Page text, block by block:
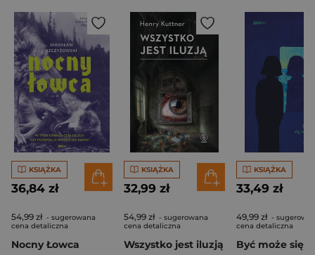
KSIĄŻKA
36,84 zł
54,99 zł - sugerowana
cena detaliczna
Nocny Łowca
KSIĄŻKA
32,99 zł
54,99 zł - sugerowana
cena detaliczna
Wszystko jest iluzją
KSIĄŻKA
33,49 zł
49,99 zł -
cena detaliczna